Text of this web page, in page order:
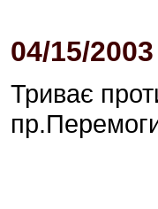
04/15/2003
Триває